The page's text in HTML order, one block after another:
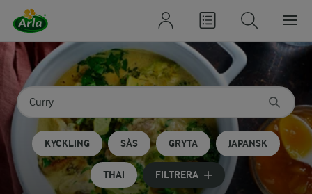
Sök på kategori eller ingrediens
Skriv in sökord för att få förslag
KYCKLING SÅS GRYTA JAPANSK
THAI FILTRERA